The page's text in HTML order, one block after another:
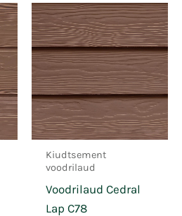
Kiudtsement
voodrilaud
Voodrilaud Cedral
Lap C78